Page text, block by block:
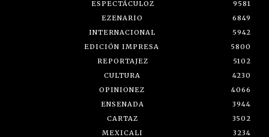
ESPECTÁCULOZ
9581
EZENARIO
6849
INTERNACIONAL
5942
EDICIÓN IMPRESA
5800
REPORTAJEZ
5102
CULTURA
4230
OPINIONEZ
4066
ENSENADA
3944
CARTAZ
3502
MEXICALI
3234